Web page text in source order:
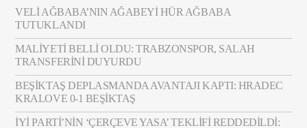
VELI AĞBABA’NIN AĞABEYI HÜR AĞBABA
TUTUKLANDI
MALIYETI BELLI OLDU: TRABZONSPOR, SALAH
TRANSFERINI DUYURDU
BEŞIKTAŞ DEPLASMANDA AVANTAJI KAPTI: HRADEC
KRALOVE 0-1 BEŞIKTAŞ
İYİ PARTI’NIN ‘ÇERÇEVE YASA’ TEKLIFI REDDEDILDI: